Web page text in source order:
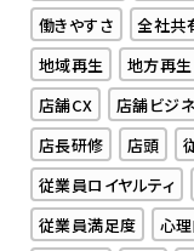
働きやすさ
全社共
地域再生
地方再生
店舗CX
店舗ビジ
店長研修
店頭
従業員ロイヤルティ
従業員満足度
心